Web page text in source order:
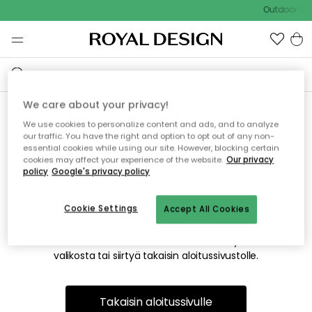
Outdoor
Emme valitettavasti löydä
etsimääsi sivua
Tämä voi johtua siitä, että sivua ei enää ole tai siitä, että se
on siirretty muualle. Pahoittelemme tästä mahdollisesti
valikosta tai siirtyä takaisin aloitussivustolle.
Takaisin aloitussivulle
We care about your privacy!
We use cookies to personalize content and ads, and to analyze
our traffic. You have the right and option to opt out of any non-
essential cookies while using our site. However, blocking certain
cookies may affect your experience of the website. Our privacy
policy Google's privacy policy
Accept All Cookies
Cookie Settings